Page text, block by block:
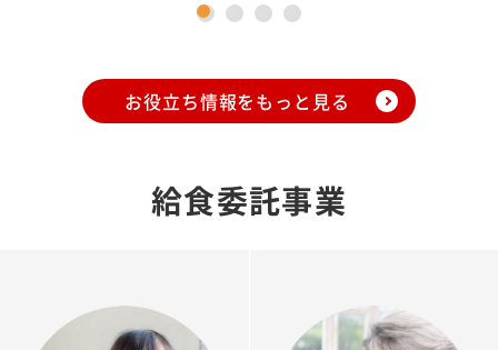
お役立ち情報をもっと見る
給食委託事業